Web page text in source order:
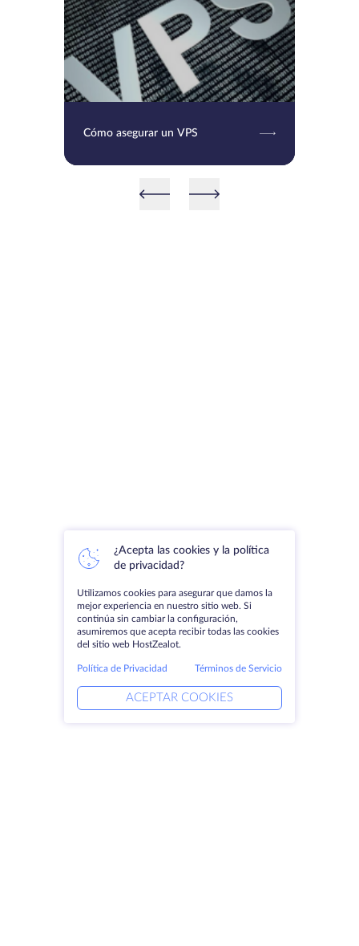
Cómo asegurar un VPS
¿Acepta las cookies y la política
de privacidad?
Utilizamos cookies para asegurar que damos la
mejor experiencia en nuestro sitio web. Si
continúa sin cambiar la configuración,
asumiremos que acepta recibir todas las cookies
del sitio web HostZealot.
Política de Privacidad Términos de Servicio
ACEPTAR COOKIES